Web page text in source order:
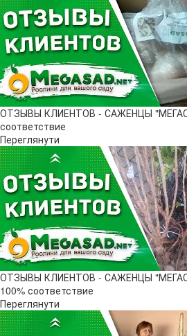
ОТЗЫВЫ КЛИЕНТОВ - САЖЕНЦЫ
соответствие
Переглянути
ОТЗЫВЫ КЛИЕНТОВ - САЖЕНЦЫ
100% соответствие
Переглянути